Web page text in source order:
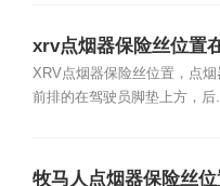
xrv点烟器保险丝位置
XRV点烟器保险丝位置，点烟
前排的在驾驶员脚垫上方，后...
牧马人点烟器保险丝位